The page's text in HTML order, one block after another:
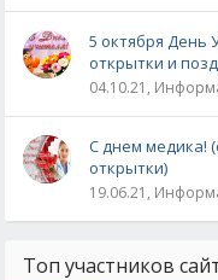
5 октября День
открытки и
С днем медика!
открытки)
Топ участников